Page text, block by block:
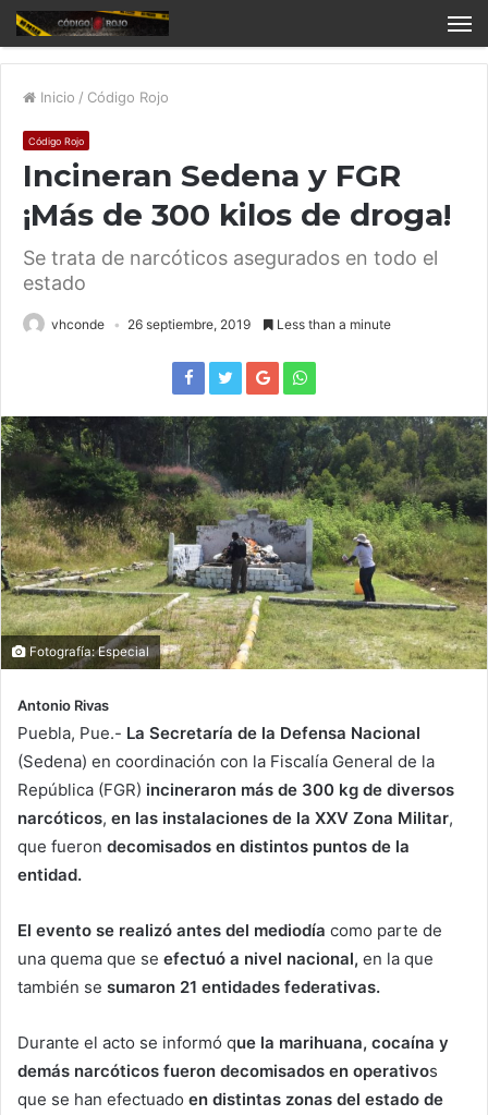
Inicio / Código Rojo
Código Rojo
Incineran Sedena y FGR
¡Más de 300 kilos de droga!
Se trata de narcóticos asegurados en todo el
estado
vhconde 26 septiembre, 2019 Less than a minute
Fotografía: Especial
Antonio Rivas
Puebla, Pue.- La Secretaría de la Defensa Nacional
(Sedena) en coordinación con la Fiscalía General de la
República (FGR) incineraron más de 300 kg de diversos
narcóticos, en las instalaciones de la XXV Zona Militar,
que fueron decomisados en distintos puntos de la
entidad.
El evento se realizó antes del mediodía como parte de
una quema que se efectuó a nivel nacional, en la que
también se sumaron 21 entidades federativas.
Durante el acto se informó que la marihuana, cocaína y
demás narcóticos fueron decomisados en operativos
que se han efectuado en distintas zonas del estado de